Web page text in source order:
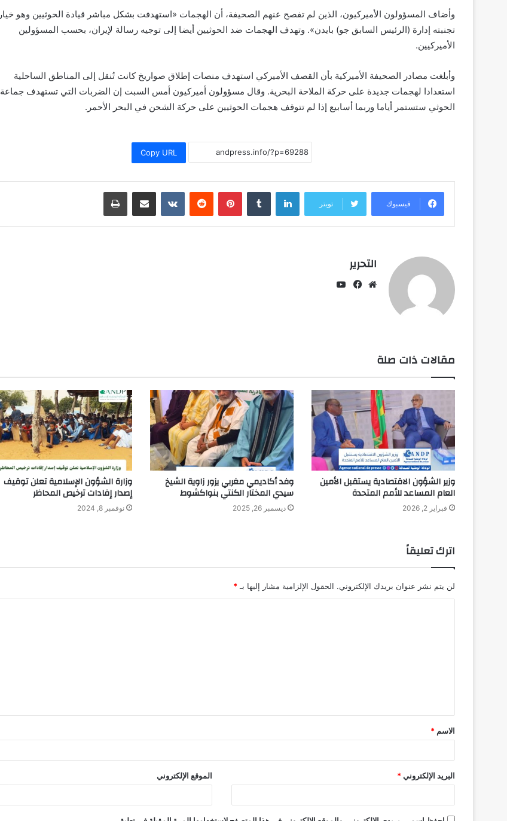
وأضاف المسؤولون الأميركيون، الذين لم تفصح عنهم الصحيفة، أن الهجمات «استهدفت بشكل مباشر قيادة الحوثيين وهو خيار
تجنبته إدارة (الرئيس السابق جو) بايدن». وتهدف الهجمات ضد الحوثيين أيضا إلى توجيه رسالة لإيران، بحسب المسؤولين
الأميركيين.
وأبلغت مصادر الصحيفة الأميركية بأن القصف الأميركي استهدف منصات إطلاق صواريخ كانت تُنقل إلى المناطق الساحلية
استعدادا لهجمات جديدة على حركة الملاحة البحرية. وقال مسؤولون أميركيون أمس السبت إن الضربات التي تستهدف جماعة
الحوثي ستستمر أياما وربما أسابيع إذا لم تتوقف هجمات الحوثيين على حركة الشحن في البحر الأحمر.
Copy URL
فيسبوك تويتر
لينكدإن بينتيريست مشاركة عبر البريد طباعة
التحرير
مقالات ذات صلة
وزير الشؤون الاقتصادية يستقبل الأمين
العام المساعد للأمم المتحدة
فبراير 2, 2026
وفد أكاديمي مغربي يزور زاوية الشيخ
سيدي المختار الكنتي بنواكشوط
ديسمبر 26, 2025
وزارة الشؤون الإسلامية تعلن توقيف
إصدار إفادات ترخيص المحاظر
نوفمبر 8, 2024
اترك تعليقاً
لن يتم نشر عنوان بريدك الإلكتروني. الحقول الإلزامية مشار إليها بـ *
ق
*
الاسم *
البريد الإلكتروني * الموقع الإلكتروني